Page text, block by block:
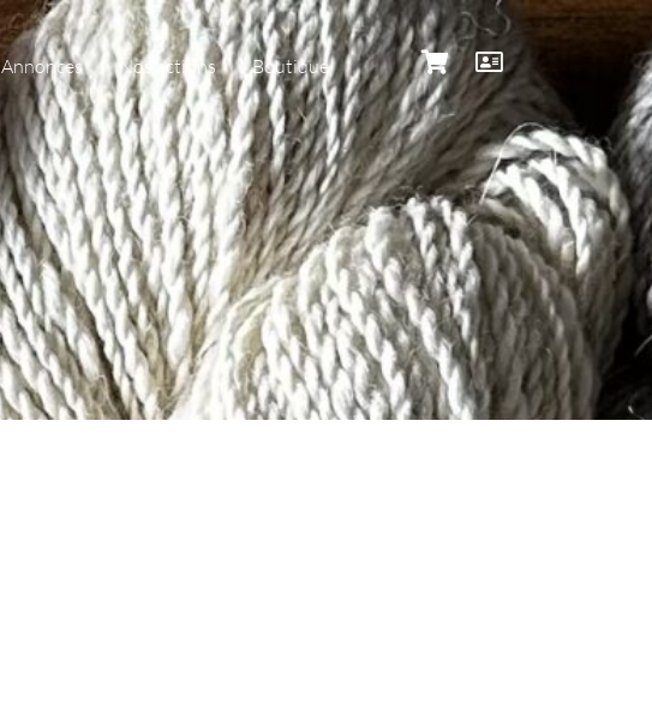
Annonces Nos actions Boutique